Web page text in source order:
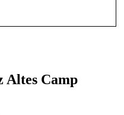
Altes Camp